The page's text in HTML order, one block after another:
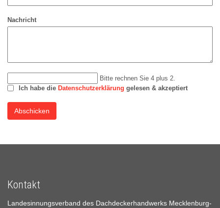
Nachricht
Bitte rechnen Sie 4 plus 2.
Ich habe die Datenschutzerklärung gelesen & akzeptiert
Abschicken
Kontakt
Landesinnungsverband des Dachdeckerhandwerks Mecklenburg-